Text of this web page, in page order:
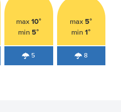
max 10°
min 5°
5
max 5°
min1°
8